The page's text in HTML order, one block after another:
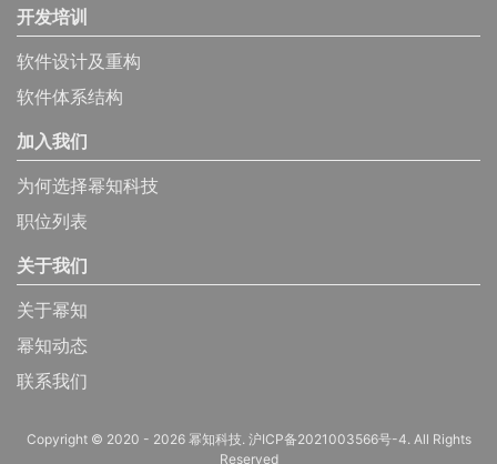
开发培训
软件设计及重构
软件体系结构
加入我们
为何选择幂知科技
职位列表
关于我们
关于幂知
幂知动态
联系我们
Copyright © 2020 - 2026 幂知科技. 沪ICP备2021003566号-4. All Rights
Reserved